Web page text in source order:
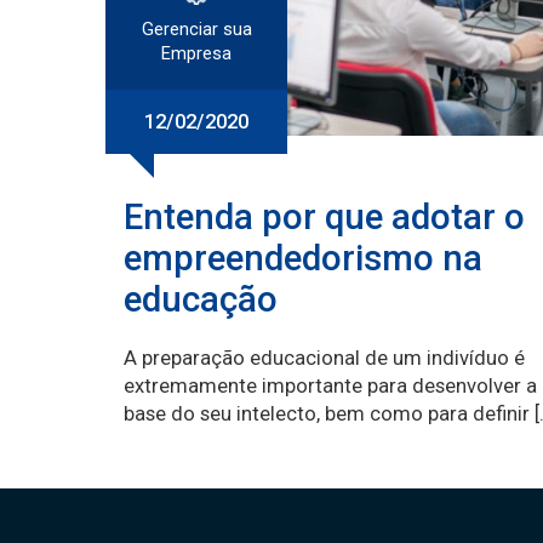
Gerenciar sua
Empresa
12/02/2020
Entenda por que adotar o
empreendedorismo na
educação
A preparação educacional de um indivíduo é
extremamente importante para desenvolver a
base do seu intelecto, bem como para definir